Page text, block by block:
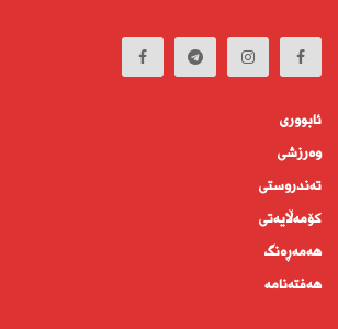
ئابوورى
وەرزشی
تەندروستى
كۆمه‌ڵايه‌تى
هەمەڕەنگ
هەفتەنامە